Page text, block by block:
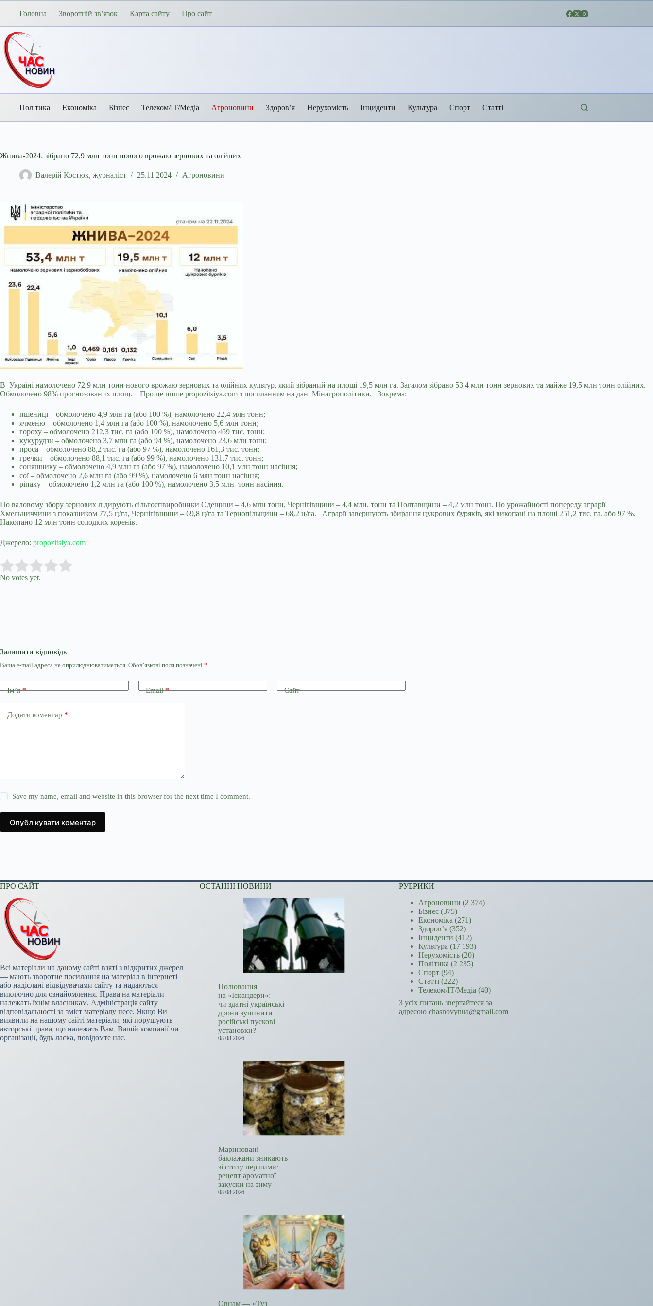
Перейти
Головна Зворотній зв’язок Карта сайту Про сайт
Політика Економіка Бізнес Телеком/ІТ/Медіа Агроновини Здоров’я Нерухомість Інциденти Культура Спорт Статті
Жнива-2024: зібрано 72,9 млн тонн нового врожаю зернових та олійних
Валерій Костюк, журналіст 25.11.2024 Агроновини
В Україні намолочено 72,9 млн тонн нового врожаю зернових та олійних культур, який зібраний на площі 19,5 млн га. Загалом зібрано 53,4 млн тонн зернових та майже 19,5 млн тонн олійних.
Обмолочено 98% прогнозованих площ. Про це пише propozitsiya.com з посиланням на дані Мінагрополітики. Зокрема:
пшениці – обмолочено 4,9 млн га (або 100 %), намолочено 22,4 млн тонн;
ячменю – обмолочено 1,4 млн га (або 100 %), намолочено 5,6 млн тонн;
гороху – обмолочено 212,3 тис. га (або 100 %), намолочено 469 тис. тонн;
кукурудзи – обмолочено 3,7 млн га (або 94 %), намолочено 23,6 млн тонн;
проса – обмолочено 88,2 тис. га (або 97 %), намолочено 161,3 тис. тонн;
гречки – обмолочено 88,1 тис. га (або 99 %), намолочено 131,7 тис. тонн;
соняшнику – обмолочено 4,9 млн га (або 97 %), намолочено 10,1 млн тонн насіння;
сої – обмолочено 2,6 млн га (або 99 %), намолочено 6 млн тонн насіння;
ріпаку – обмолочено 1,2 млн га (або 100 %), намолочено 3,5 млн тонн насіння.
По валовому збору зернових лідирують сільгоспвиробники Одещини – 4,6 млн тонн, Чернігівщини – 4,4 млн. тонн та Полтавщини – 4,2 млн тонн. По урожайності попереду аграрії
Хмельниччини з показником 77,5 ц/га, Чернігівщини – 69,8 ц/га та Тернопільщини – 68,2 ц/га. Аграрії завершують збирання цукрових буряків, які викопані на площі 251,2 тис. га, або 97 %.
Накопано 12 млн тонн солодких коренів.
Джерело: propozitsiya.com
Rate this item:
No votes yet.
Залишити відповідь
Ваша e-mail адреса не оприлюднюватиметься. Обов’язкові поля позначені *
Ім’я* Email* Сайт
Додати коментар *
Save my name, email and website in this browser for the next time I comment.
Опублікувати коментар
ПРО САЙТ
Всі матеріали на даному сайті взяті з відкритих джерел
— мають зворотне посилання на матеріал в інтернеті
або надіслані відвідувачами сайту та надаються
виключно для ознайомлення. Права на матеріали
належать їхнім власникам. Адміністрація сайту
відповідальності за зміст матеріалу несе. Якщо Ви
виявили на нашому сайті матеріали, які порушують
авторські права, що належать Вам, Вашій компанії чи
організації, будь ласка, повідомте нас.
ОСТАННІ НОВИНИ
Полювання
на «Іскандери»:
чи здатні українські
дрони зупинити
російські пускові
установки?
08.08.2026
Мариновані
баклажани зникають
зі столу першими:
рецепт ароматної
закуски на зиму
08.08.2026
Овнам — «Туз
РУБРИКИ
Агроновини (2 374)
Бізнес (375)
Економіка (271)
Здоров’я (352)
Інциденти (412)
Культура (17 193)
Нерухомість (20)
Політика (2 235)
Спорт (94)
Статті (222)
Телеком/ІТ/Медіа (40)
З усіх питань звертайтеся за
адресою chasnovynua@gmail.com